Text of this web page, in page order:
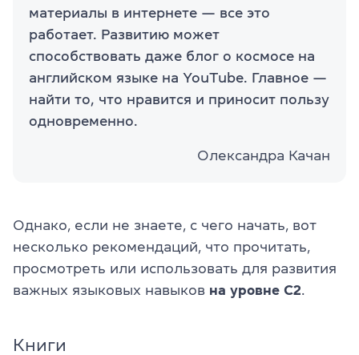
материалы в интернете — все это
работает. Развитию может
способствовать даже блог о космосе на
английском языке на YouTube. Главное —
найти то, что нравится и приносит пользу
одновременно.
Олександра Качан
Однако, если не знаете, с чего начать, вот
несколько рекомендаций, что прочитать,
просмотреть или использовать для развития
важных языковых навыков на уровне C2.
Книги